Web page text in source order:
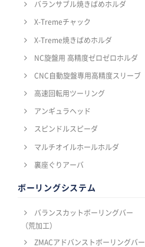
バランサブル焼きばめホルダ
X-Tremeチャック
X-Treme焼きばめホルダ
NC旋盤用 高精度ゼロゼロホルダ
CNC自動旋盤専用高精度スリーブ
高速回転用ツーリング
アンギュラヘッド
スピンドルスピーダ
マルチオイルホールホルダ
裏座ぐりアーバ
ボーリングシステム
バランスカットボーリングバー
（荒加工）
ZMACアドバンストボーリングバー